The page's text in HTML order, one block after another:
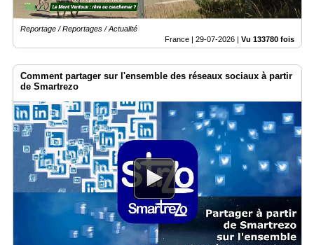
Reportage / Reportages / Actualité
France | 29-07-2026 | Vu 133780 fois
Comment partager sur l'ensemble des réseaux sociaux à partir
de Smartrezo